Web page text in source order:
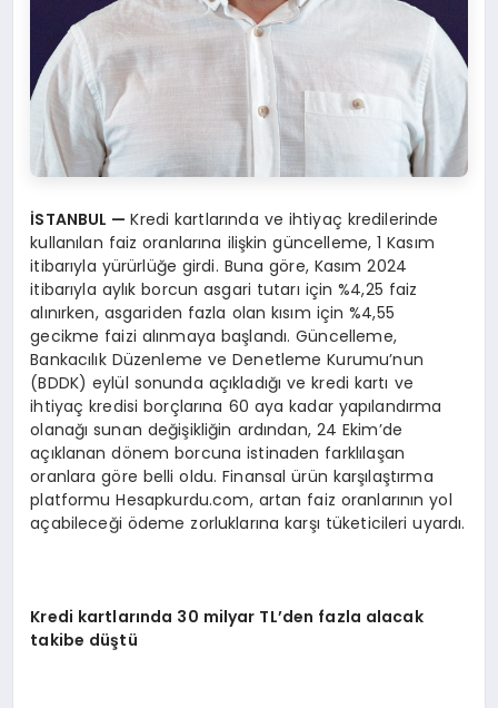
İSTANBUL —Kredi kartlarında ve ihtiyaç kredilerinde
kullanılan faiz oranlarına ilişkin güncelleme, 1 Kasım
itibarıyla yürürlüğe girdi. Buna göre, Kasım 2024
itibarıyla aylık borcun asgari tutarı için %4,25 faiz
alınırken, asgariden fazla olan kısım için %4,55
gecikme faizi alınmaya başlandı. Güncelleme,
Bankacılık Düzenleme ve Denetleme Kurumu’nun
(BDDK) eylül sonunda açıkladığı ve kredi kartı ve
ihtiyaç kredisi borçlarına 60 aya kadar yapılandırma
olanağı sunan değişikliğin ardından, 24 Ekim’de
açıklanan dönem borcuna istinaden farklılaşan
oranlara göre belli oldu. Finansal ürün karşılaştırma
platformu Hesapkurdu.com, artan faiz oranlarının yol
açabileceği ödeme zorluklarına karşı tüketicileri uyardı.
Kredi kartlarında 30 milyar TL’den fazla alacak
takibe düştü